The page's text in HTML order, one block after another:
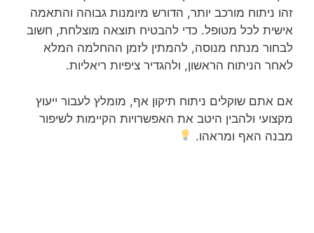
זהו ניתוח מורכב יותר, הדורש מיומנות גבוהה והתאמה
אישית לכל מטופל. כדי להבטיח תוצאה מוצלחת, חשוב
לבחור מנתח מנוסה, להמתין לזמן ההחלמה המלא
לאחר הניתוח הראשון, ולהגדיר ציפיות ריאליות.
אם אתם שוקלים ניתוח תיקון אף, מומלץ לעבור ייעוץ
מקצועי ולהבין היטב את האפשרויות הקיימות לשיפור
מבנה האף ומראהו.